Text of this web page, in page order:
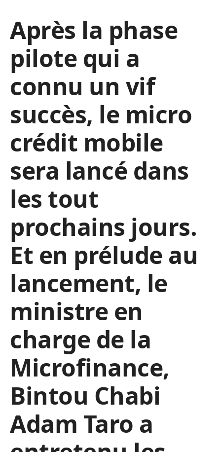
Après la phase
pilote qui a
connu un vif
succès, le micro
crédit mobile
sera lancé dans
les tout
prochains jours.
Et en prélude au
lancement, le
ministre en
charge de la
Microfinance,
Bintou Chabi
Adam Taro a